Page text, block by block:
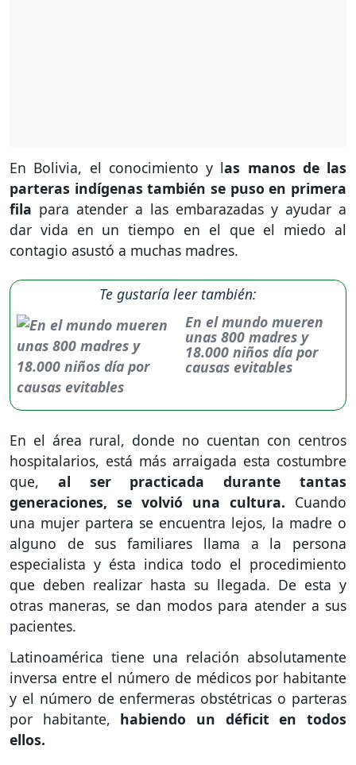
En Bolivia, el conocimiento y las manos de las
parteras indígenas también se puso en primera
fila para atender a las embarazadas y ayudar a
dar vida en un tiempo en el que el miedo al
contagio asustó a muchas madres.
Te gustaría leer también:
En el mundo mueren
unas 800 madres y
18.000 niños día por
causas evitables
En el área rural, donde no cuentan con centros
hospitalarios, está más arraigada esta costumbre
que, al ser practicada durante tantas
generaciones, se volvió una cultura. Cuando
una mujer partera se encuentra lejos, la madre o
alguno de sus familiares llama a la persona
especialista y ésta indica todo el procedimiento
que deben realizar hasta su llegada. De esta y
otras maneras, se dan modos para atender a sus
pacientes.
Latinoamérica tiene una relación absolutamente
inversa entre el número de médicos por habitante
y el número de enfermeras obstétricas o parteras
por habitante, habiendo un déficit en todos
ellos.